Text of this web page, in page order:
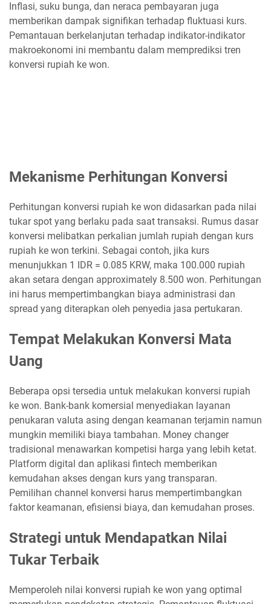
Inflasi, suku bunga, dan neraca pembayaran juga
memberikan dampak signifikan terhadap fluktuasi kurs.
Pemantauan berkelanjutan terhadap indikator-indikator
makroekonomi ini membantu dalam memprediksi tren
konversi rupiah ke won.
Mekanisme Perhitungan Konversi
Perhitungan konversi rupiah ke won didasarkan pada nilai
tukar spot yang berlaku pada saat transaksi. Rumus dasar
konversi melibatkan perkalian jumlah rupiah dengan kurs
rupiah ke won terkini. Sebagai contoh, jika kurs
menunjukkan 1 IDR = 0.085 KRW, maka 100.000 rupiah
akan setara dengan approximately 8.500 won. Perhitungan
ini harus mempertimbangkan biaya administrasi dan
spread yang diterapkan oleh penyedia jasa pertukaran.
Tempat Melakukan Konversi Mata
Uang
Beberapa opsi tersedia untuk melakukan konversi rupiah
ke won. Bank-bank komersial menyediakan layanan
penukaran valuta asing dengan keamanan terjamin namun
mungkin memiliki biaya tambahan. Money changer
tradisional menawarkan kompetisi harga yang lebih ketat.
Platform digital dan aplikasi fintech memberikan
kemudahan akses dengan kurs yang transparan.
Pemilihan channel konversi harus mempertimbangkan
faktor keamanan, efisiensi biaya, dan kemudahan proses.
Strategi untuk Mendapatkan Nilai
Tukar Terbaik
Memperoleh nilai konversi rupiah ke won yang optimal